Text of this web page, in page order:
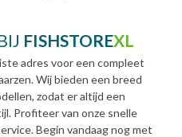
FISHSTOREXL
adres voor een compleet
Wij bieden een breed
zodat er altijd een
Profiteer van onze snelle
Begin vandaag nog met